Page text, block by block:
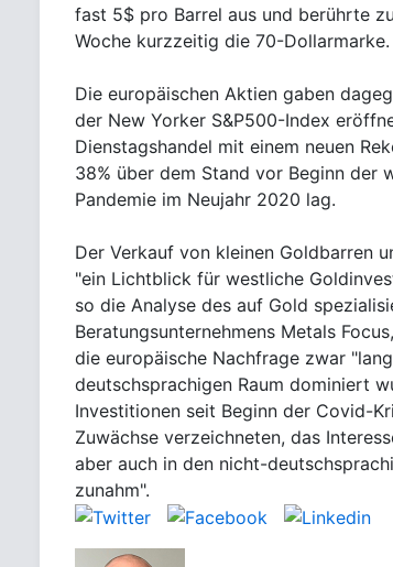
fast 5$ pro Barrel aus und berührte
Woche kurzzeitig die 70-Dollarmarke.
Die europäischen Aktien gaben
der New Yorker S&P500-Index
Dienstagshandel mit einem neuen
38% über dem Stand vor Beginn der
Pandemie im Neujahr 2020 lag.
Der Verkauf von kleinen Goldbarren
"ein Lichtblick für westliche
so die Analyse des auf Gold
Beratungsunternehmens Metals
die europäische Nachfrage zwar
deutschsprachigen Raum dominiert
Investitionen seit Beginn der Covid-
Zuwächse verzeichneten, das
aber auch in den nicht-
zunahm".